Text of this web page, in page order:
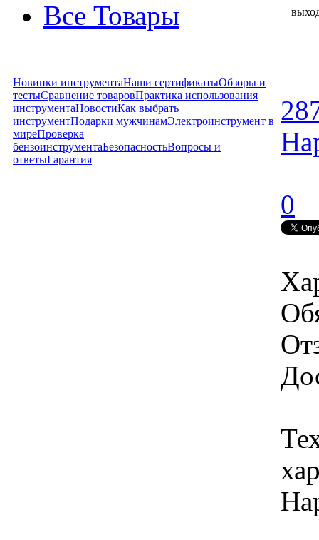
Все Товары
Новинки инструментаНаши сертификатыОбзоры и
тестыСравнение товаровПрактика использования
инструментаНовостиКак выбрать
инструментПодарки мужчинамЭлектроинструмент в
миреПроверка
бензоинструментаБезопасностьВопросы и
ответыГарантия
0